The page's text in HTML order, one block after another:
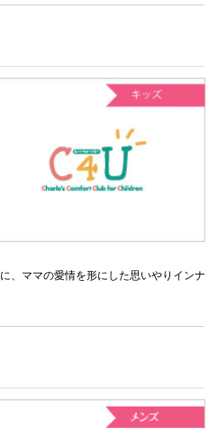
、ママの愛情を形にした思いやりインナ